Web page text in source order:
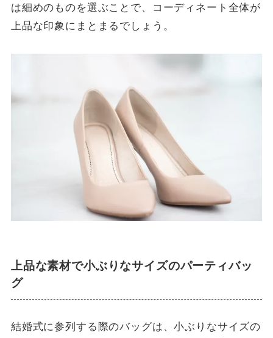
は細めのものを選ぶことで、コーディネート全体が
上品な印象にまとまるでしょう。
上品な素材で小ぶりなサイズのパーティバッ
グ
結婚式に参列する際のバッグは、小ぶりなサイズの